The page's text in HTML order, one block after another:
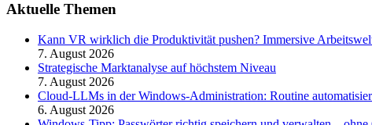
Aktuelle Themen
Kann VR wirklich die Produktivität pushen? Immersive
7. August 2026
Strategische Marktanalyse auf höchstem Niveau
7. August 2026
Cloud-LLMs in der Windows-Administration: Routine
6. August 2026